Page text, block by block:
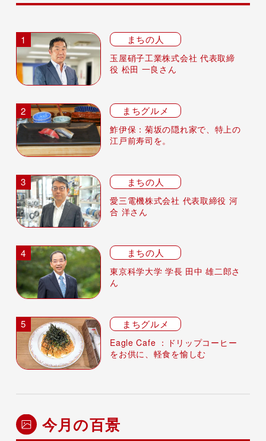
まちの人
玉屋硝子工業株式会社 代表取締
役 松田 一良さん
まちグルメ
鮓伊保：菊坂の隠れ家で、特上の
江戸前寿司を。
まちの人
愛三電機株式会社 代表取締役 河
合 洋さん
まちの人
東京科学大学 学長 田中 雄二郎さ
ん
まちグルメ
Eagle Cafe ：ドリップコーヒー
をお供に、軽食を愉しむ
今月の百景